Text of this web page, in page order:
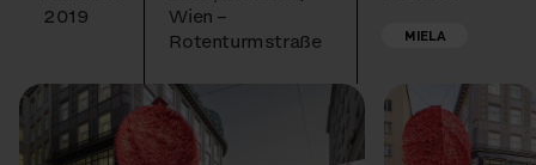
2019
Wien –
Rotenturmstraße
MIELA